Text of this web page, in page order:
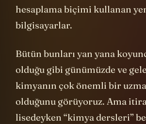
hesaplama biçimi kullanan
bilgisayarlar.
Bütün bunları yan yana
olduğu gibi günümüzde ve
kimyanın çok önemli bir
olduğunu görüyoruz. Ama
lisedeyken “kimya dersleri”